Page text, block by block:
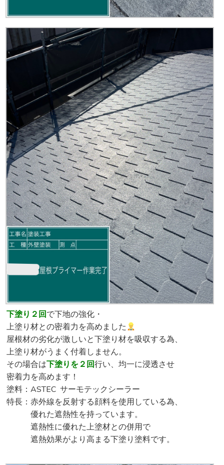
下塗り２回で下地の強化・
上塗り材との密着力を高めました
屋根材の劣化が激しいと下塗り材を吸収する為、
上塗り材がうまく付着しません。
その場合は下塗りを２回行い、均一に浸透させ
密着力を高めます！
塗料：ASTEC サーモテックシーラー
特長：赤外線を反射する顔料を使用している為、
優れた遮熱性を持っています。
遮熱性に優れた上塗材との併用で
遮熱効果がより高まる下塗り塗料です。